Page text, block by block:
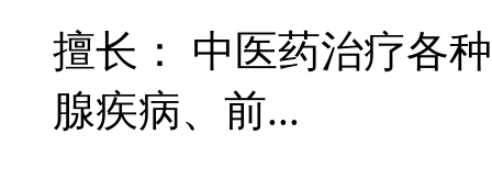
擅长： 中医药治疗各
腺疾病、前...